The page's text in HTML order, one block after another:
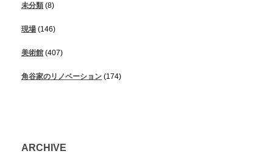
未分類 (8)
現場 (146)
美術館 (407)
角谷家のリノベーション (174)
ARCHIVE